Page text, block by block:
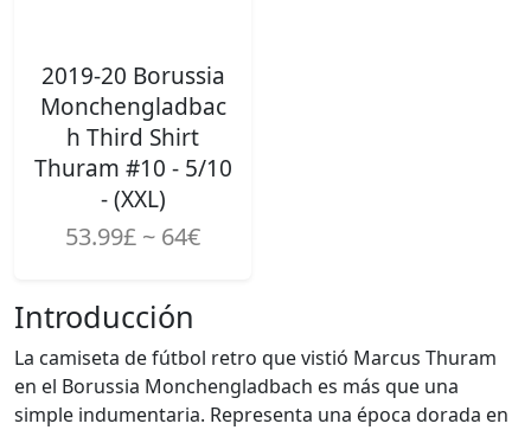
2019-20 Borussia
Monchengladbac
h Third Shirt
Thuram #10 - 5/10
- (XXL)
53.99£ ~ 64€
Introducción
La camiseta de fútbol retro que vistió Marcus Thuram
en el Borussia Monchengladbach es más que una
simple indumentaria. Representa una época dorada en